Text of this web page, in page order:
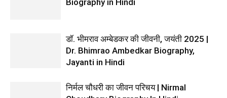
डॉ. भीमराव अम्बेडकर की जीवनी, जयंती 2025 |
Dr. Bhimrao Ambedkar Biography,
Jayanti in Hindi
निर्मल चौधरी का जीवन परिचय | Nirmal